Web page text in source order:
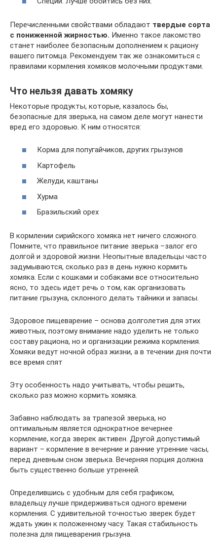
Перечисленными свойствами обладают твердые сорта
с пониженной жирностью. Именно такое лакомство
станет наиболее безопасным дополнением к рациону
вашего питомца. Рекомендуем так же ознакомиться с
правилами кормления хомяков молочными продуктами.
Что нельзя давать хомяку
Некоторые продукты, которые, казалось бы,
безопасные для зверька, на самом деле могут нанести
вред его здоровью. К ним относятся:
Корма для попугайчиков, других грызунов
Картофель
Желуди, каштаны
Хурма
Бразильский орех
В кормлении сирийского хомяка нет ничего сложного.
Помните, что правильное питание зверька –залог его
долгой и здоровой жизни. Неопытные владельцы часто
задумываются, сколько раз в день нужно кормить
хомяка. Если с кошками и собаками все относительно
ясно, то здесь идет речь о том, как организовать
питание грызуна, склонного делать тайники и запасы.
Здоровое пищеварение – основа долголетия для этих
животных, поэтому внимание надо уделить не только
составу рациона, но и организации режима кормления.
Хомяки ведут ночной образ жизни, а в течении дня почти
все время спят
Эту особенность надо учитывать, чтобы решить,
сколько раз можно кормить хомяка.
Забавно наблюдать за трапезой зверька, но
оптимальным является однократное вечернее
кормление, когда зверек активен. Другой допустимый
вариант – кормление в вечерние и ранние утренние часы,
перед дневным сном зверька. Вечерняя порция должна
быть существенно больше утренней.
Определившись с удобным для себя графиком,
владельцу лучше придерживаться одного времени
кормления. С удивительной точностью зверек будет
ждать ужин к положенному часу. Такая стабильность
полезна для пищеварения грызуна.